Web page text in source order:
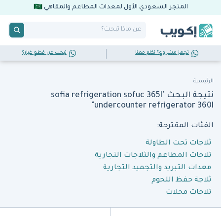
المتجر السعودي الأول لمعدات المطاعم والمقاهي
تجهز مشروع؟ تكلم معنا تبحث عن قطع غيار؟
الرئيسية
نتيجة البحث "sofia refrigeration sofuc 365l
undercounter refrigerator 360l"
الفئات المقترحة:
ثلاجات تحت الطاولة
ثلاجات المطاعم والثلاجات التجارية
معدات التبريد والتجميد التجارية
ثلاجة حفظ اللحوم
ثلاجات محلات